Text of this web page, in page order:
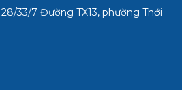
33/7 Đường TX13, phường Thới